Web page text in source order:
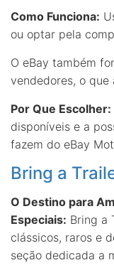
Como Funciona:
ou optar pela
O eBay também
vendedores, o que
Por Que Escolher:
disponíveis e a
fazem do eBay
Bring a
O Destino para
Especiais: Bring a
clássicos, raros e
seção dedicada a